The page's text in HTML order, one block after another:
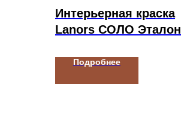
Интерьерная краска
Lanors СОЛО Эталон
Подробнее